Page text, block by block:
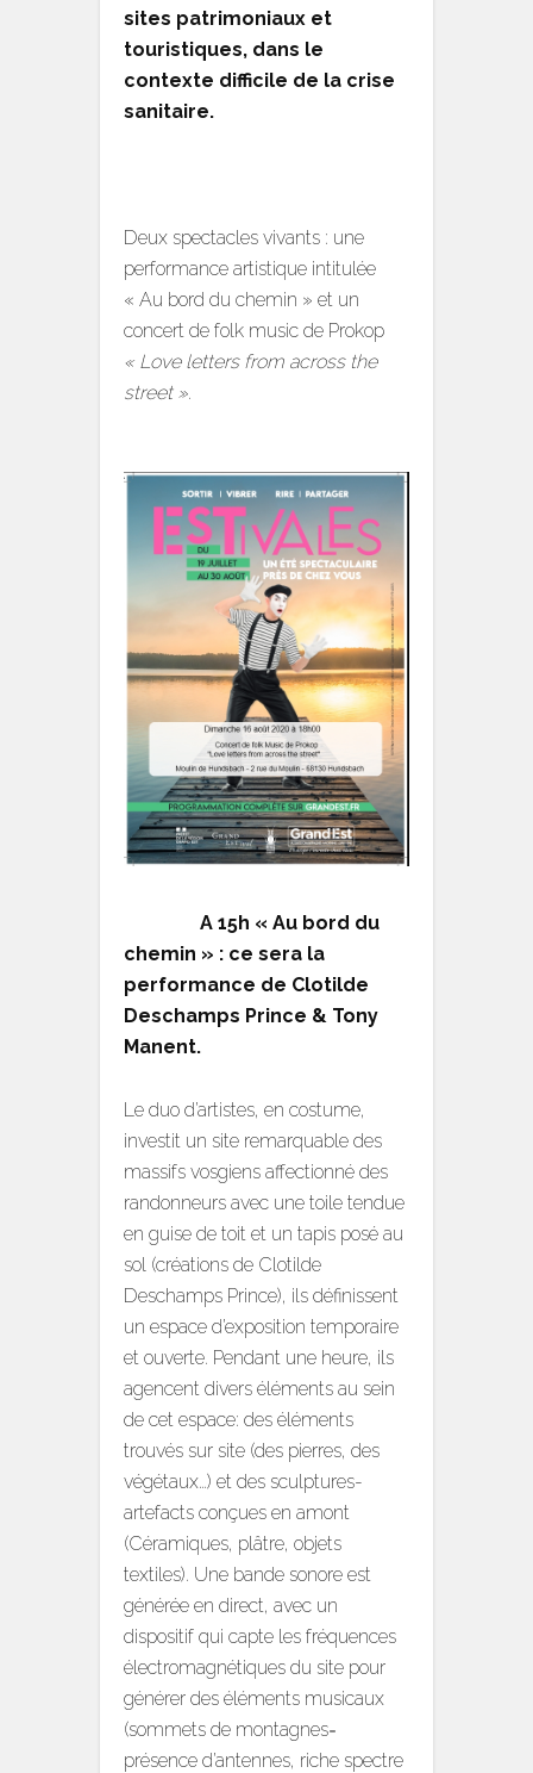
sites patrimoniaux et
touristiques, dans le
contexte difficile de la crise
sanitaire.
Deux spectacles vivants : une
performance artistique intitulée
« Au bord du chemin » et un
concert de folk music de Prokop
« Love letters from across the
street ».
A 15h « Au bord du
chemin » : ce sera la
performance de Clotilde
Deschamps Prince & Tony
Manent.
Le duo d’artistes, en costume,
investit un site remarquable des
massifs vosgiens affectionné des
randonneurs avec une toile tendue
en guise de toit et un tapis posé au
sol (créations de Clotilde
Deschamps Prince), ils définissent
un espace d’exposition temporaire
et ouverte. Pendant une heure, ils
agencent divers éléments au sein
de cet espace: des éléments
trouvés sur site (des pierres, des
végétaux…) et des sculptures-
artefacts conçues en amont
(Céramiques, plâtre, objets
textiles). Une bande sonore est
générée en direct, avec un
dispositif qui capte les fréquences
électromagnétiques du site pour
générer des éléments musicaux
(sommets de montagnes=
présence d’antennes, riche spectre